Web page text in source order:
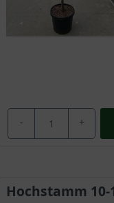
- +
Hochstamm